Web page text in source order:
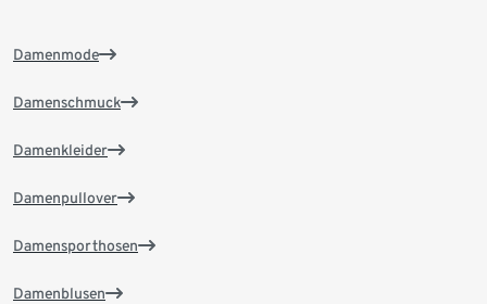
Damenmode
Damenschmuck
Damenkleider
Damenpullover
Damensporthosen
Damenblusen